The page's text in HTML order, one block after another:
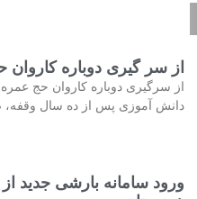
از سر گیری دوباره
از سرگیری دوباره کاروان حج
دانش آموزی پس از ده سال وقفه،
ورود سامانه بارشی جدید از